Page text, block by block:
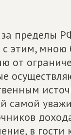
пределы
этим,
от
самой
в гости